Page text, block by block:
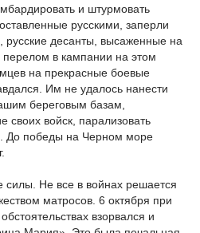
и штурмовать
русскими, заперли
русские десанты, высаженные на
в кампании на этом
на прекрасные боевые
Им не удалось нанести
береговым базам,
своих войск, парализовать
До победы на Черном море
Не все в войнах решается
матросов. 6 октября при
взорвался и